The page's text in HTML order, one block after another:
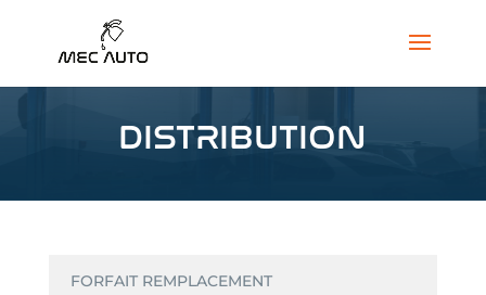
DISTRIBUTION
FORFAIT REMPLACEMENT